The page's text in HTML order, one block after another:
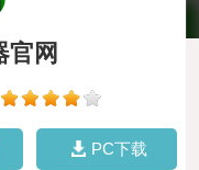
官网
PC下载